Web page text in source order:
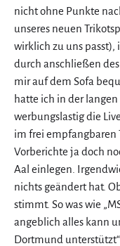
nicht ohne Punkte
unseres neuen
wirklich zu uns
durch anschließen
mir auf dem Sofa
hatte ich in der
werbungslastig die
im frei empfangbaren
Vorberichte ja doch
Aal einlegen.
nichts geändert hat.
stimmt. So was wie
angeblich alles kann
Dortmund